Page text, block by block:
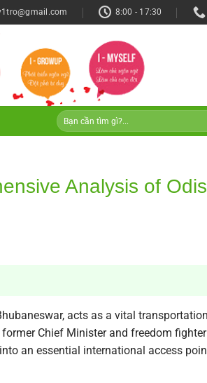
8:00 - 17:30
Analysis of
acts as a vital transportation
Chief Minister and freedom
an essential international access